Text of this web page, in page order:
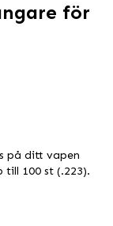
för
på ditt vapen
100 st (.223).